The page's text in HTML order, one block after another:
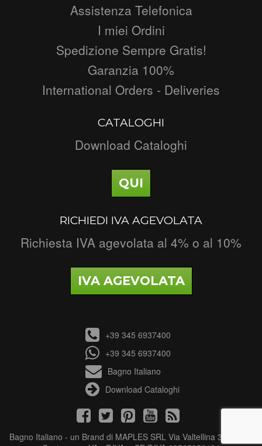
Assistenza Telefonica
I miei Ordini
Spedizione Sempre Gratis!
Garanzia 100%
International Orders - Deliveries
CATALOGHI
Download Cataloghi
QUI
RICHIEDI IVA AGEVOLATA
Richiesta IVA agevolata al 4% o al 10%
IVA AGEVOLATA
+39 345 6937400
+39 345 6937400
Bagno Italiano
Download Cataloghi
Bagno Italiano - un Brand di MAPLES SRL Via Valtellina 3 - 21040